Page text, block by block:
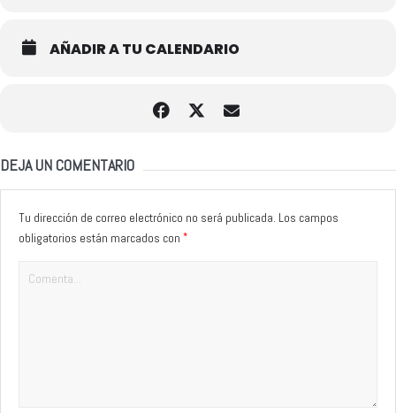
AÑADIR A TU CALENDARIO
DEJA UN COMENTARIO
Tu dirección de correo electrónico no será publicada. Los campos
obligatorios están marcados con *